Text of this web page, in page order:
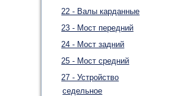
22 - Валы карданные
23 - Мост передний
24 - Мост задний
25 - Мост средний
27 - Устройство
седельное